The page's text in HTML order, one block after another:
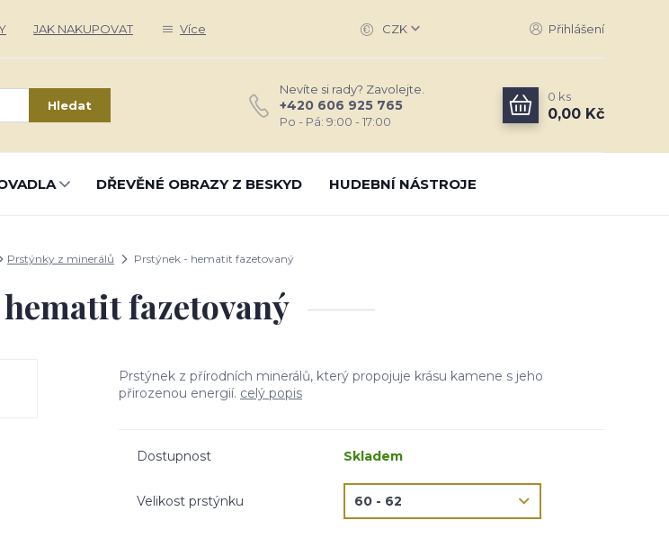
JAK NAKUPOVAT Více CZK Přihlášení
Hledat
Nevíte si rady? Zavolejte.
+420 606 925 765
Po - Pá: 9:00 - 17:00
0 ks
0,00 Kč
DŘEVĚNÉ OBRAZY Z BESKYD HUDEBNÍ NÁSTROJE
Prstýnky z minerálů Prstýnek - hematit fazetovaný
fazetovaný
Prstýnek z přírodních minerálů, který propojuje krásu kamene s jeho
přirozenou energií. celý popis
Dostupnost Skladem
Velikost prstýnku